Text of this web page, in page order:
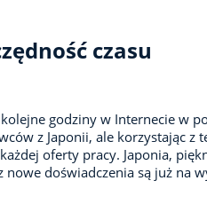
czasu
godziny w Internecie w
z Japonii, ale korzystając z
oferty pracy. Japonia,
doświadczenia są już na